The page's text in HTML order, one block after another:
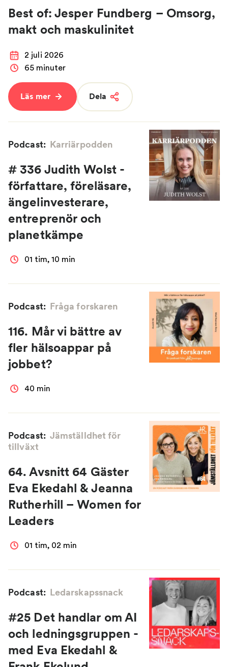
Best of: Jesper Fundberg – Omsorg,
makt och maskulinitet
2 juli 2026
65 minuter
Läs mer Dela
Podcast: Karriärpodden
# 336 Judith Wolst -
författare, föreläsare,
ängelinvesterare,
entreprenör och
planetkämpe
01 tim, 10 min
Podcast: Fråga forskaren
116. Mår vi bättre av
fler hälsoappar på
jobbet?
40 min
Podcast: Jämställdhet för
tillväxt
64. Avsnitt 64 Gäster
Eva Ekedahl & Jeanna
Rutherhill – Women for
Leaders
01 tim, 02 min
Podcast: Ledarskapssnack
#25 Det handlar om AI
och ledningsgruppen -
med Eva Ekedahl &